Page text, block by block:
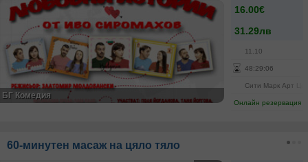
16.00€
31.29лв
11.10
48:29:05
Сити Марк Арт
Онлайн резервация
БГ Комедия
60-минутен масаж на цяло тяло